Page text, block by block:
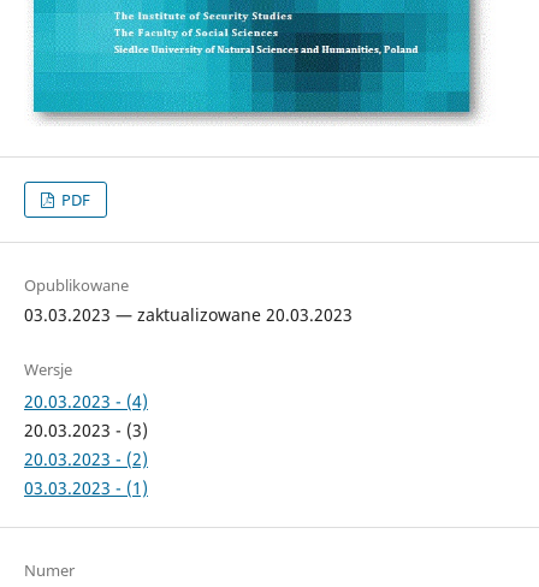
PDF
Opublikowane
03.03.2023 — zaktualizowane 20.03.2023
Wersje
20.03.2023 - (4)
20.03.2023 - (3)
20.03.2023 - (2)
03.03.2023 - (1)
Numer